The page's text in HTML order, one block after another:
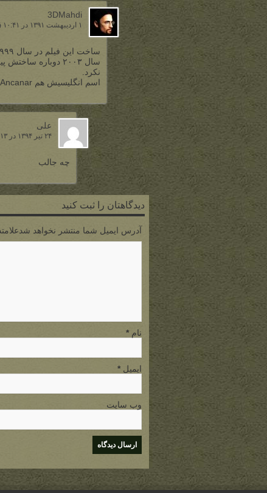
3DMahdi
۱ اردیبهشت ۱۳۹۱ در ۱۰:۴۱ ق٫ظ
سال ۲۰۰۳ دوباره
نکرد.
اسم انگلیسیش هم Ancanar هست.
علی
۲۴ تیر ۱۳۹۴ در ۱۱:۱۳ ب٫ظ
چه جالب
دیدگاهتان را ثبت کنید
آدرس ایمیل شما منتشر نخواهد
نام *
ایمیل *
وب سایت